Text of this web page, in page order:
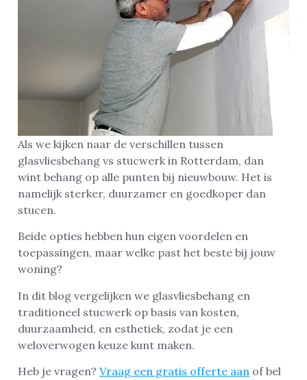
Als we kijken naar de verschillen tussen
glasvliesbehang vs stucwerk in Rotterdam, dan
wint behang op alle punten bij nieuwbouw. Het is
namelijk sterker, duurzamer en goedkoper dan
stucen.
Beide opties hebben hun eigen voordelen en
toepassingen, maar welke past het beste bij jouw
woning?
In dit blog vergelijken we glasvliesbehang en
traditioneel stucwerk op basis van kosten,
duurzaamheid, en esthetiek, zodat je een
weloverwogen keuze kunt maken.
Heb je vragen? Vraag een gratis offerte aan of bel